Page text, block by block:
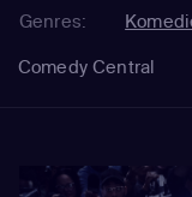
Genres:
Comedy Central